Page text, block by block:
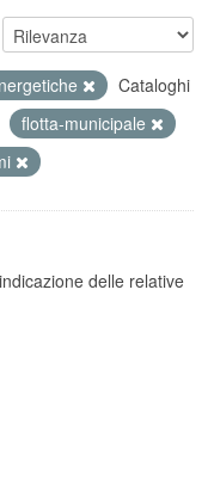
Cataloghi
flotta-municipale
delle relative